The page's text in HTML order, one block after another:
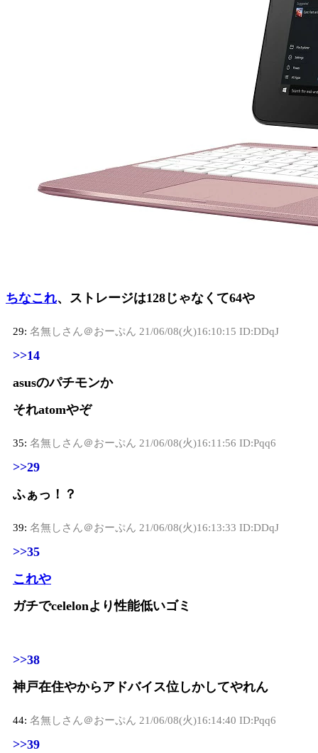
ちなこれ、ストレージは128じゃなくて64や
29: 名無しさん＠おーぷん 21/06/08(火)16:10:15 ID:DDqJ
>>14
asusのパチモンか
それatomやぞ
35: 名無しさん＠おーぷん 21/06/08(火)16:11:56 ID:Pqq6
>>29
ふぁっ！？
39: 名無しさん＠おーぷん 21/06/08(火)16:13:33 ID:DDqJ
>>35
これや
ガチでcelelonより性能低いゴミ
>>38
神戸在住やからアドバイス位しかしてやれん
44: 名無しさん＠おーぷん 21/06/08(火)16:14:40 ID:Pqq6
>>39